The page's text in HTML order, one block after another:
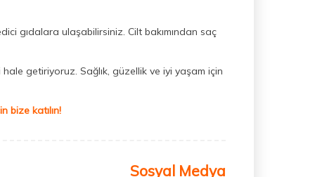
gıdalara ulaşabilirsiniz. Cilt bakımından saç
getiriyoruz. Sağlık, güzellik ve iyi yaşam için
bize katılın!
Sosyal Medya